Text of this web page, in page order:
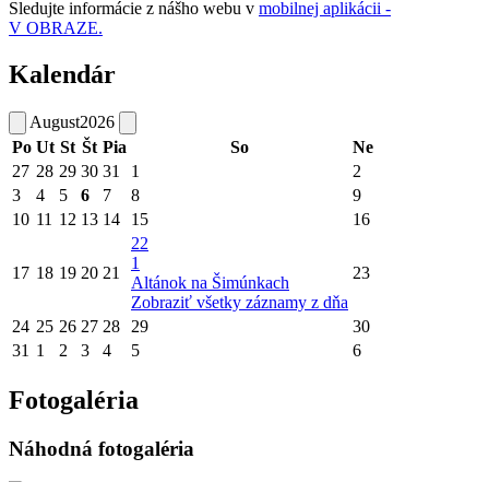
Sledujte informácie z nášho webu v mobilnej aplikácii -
V OBRAZE.
Kalendár
August2026
Po Ut St Št Pia So
Ne
27 28 29 30 31 1
2
3
4 5 6 7 8
9
10 11 12 13 14 15 16
17 18 19 20 21
22
1
Altánok na Šimúnkach
Zobraziť všetky záznamy z dňa
23
24 25 26 27 28 29
30
31 1 2 3 4 5 6
Fotogaléria
Náhodná fotogaléria